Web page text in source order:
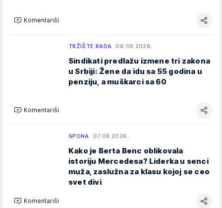
Komentariši
TRŽIŠTE RADA 06.08.2026.
Sindikati predlažu izmene tri zakona
u Srbiji: Žene da idu sa 55 godina u
penziju, a muškarci sa 60
Komentariši
SPONA 07.08.2026.
Kako je Berta Benc oblikovala
istoriju Mercedesa? Liderka u senci
muža, zaslužna za klasu kojoj se ceo
svet divi
Komentariši